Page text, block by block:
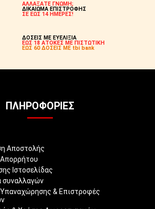
ΑΛΛΑΞΑΤΕ ΓΝΩΜΗ;
ΔΙΚΑΙΩΜΑ ΕΠΙΣΤΡΟΦΗΣ
ΣΕ ΕΩΣ 14 ΗΜΕΡΕΣ!
ΔΟΣΕΙΣ ΜΕ ΕΥΕΛΙΞΙΑ
ΕΩΣ 18 ΑΤΟΚΕΣ ΜΕ ΠΙΣΤΩΤΙΚΗ
ΕΩΣ 60 ΔΟΣΕΙΣ ΜΕ tbi bank
ΠΛΗΡΟΦΟΡΊΕΣ
Αποστολής
Απορρήτου
Ιστοσελίδας
συναλλαγών
Υπαναχώρησης & Επιστροφές